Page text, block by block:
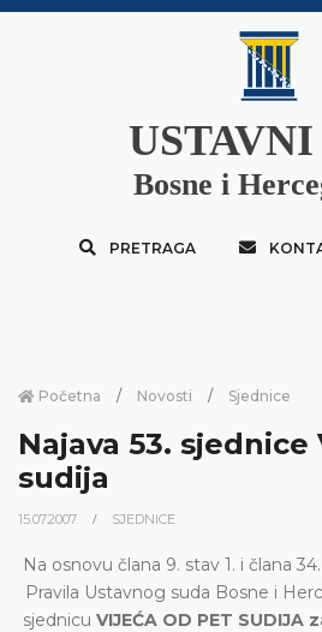
USTAVNI
Bosne i
PRETRAGA
Početna Novosti Sjednice
Najava 53.
sudija
15.07.2007. SJEDNICE
Na osnovu člana 9. stav 1. i člana
Pravila Ustavnog suda Bosne i
sjednicu VIJEĆA OD PET SUDIJA